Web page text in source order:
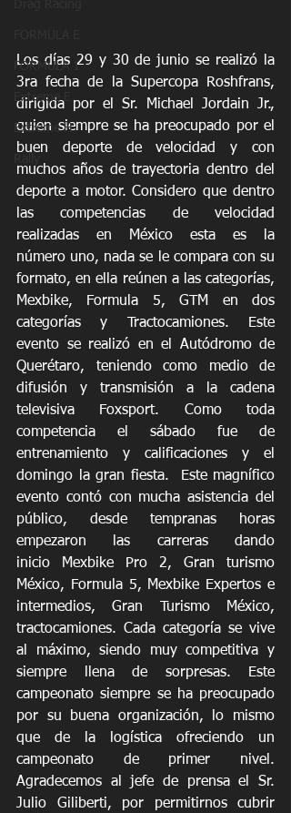
FORMULA 1
Extreme E
Extreme H
Los días 29 y 30 de junio se realizó la
3ra fecha de la Supercopa Roshfrans,
dirigida por el Sr. Michael Jordain Jr.,
quien siempre se ha preocupado por el
buen deporte de velocidad y con
muchos años de trayectoria dentro del
deporte a motor. Considero que dentro
las competencias de velocidad
realizadas en México esta es la
número uno, nada se le compara con su
formato, en ella reúnen a las categorías,
Mexbike, Formula 5, GTM en dos
categorías y Tractocamiones. Este
evento se realizó en el Autódromo de
Querétaro, teniendo como medio de
difusión y transmisión a la cadena
televisiva Foxsport. Como toda
competencia el sábado fue de
entrenamiento y calificaciones y el
domingo la gran fiesta.  Este magnífico
evento contó con mucha asistencia del
público, desde tempranas horas
empezaron las carreras dando
inicio Mexbike Pro 2, Gran turismo
México, Formula 5, Mexbike Expertos e
intermedios, Gran Turismo México,
tractocamiones. Cada categoría se vive
al máximo, siendo muy competitiva y
siempre llena de sorpresas. Este
campeonato siempre se ha preocupado
por su buena organización, lo mismo
que de la logística ofreciendo un
campeonato de primer nivel.
Agradecemos al jefe de prensa el Sr.
Julio Giliberti, por permitirnos cubrir